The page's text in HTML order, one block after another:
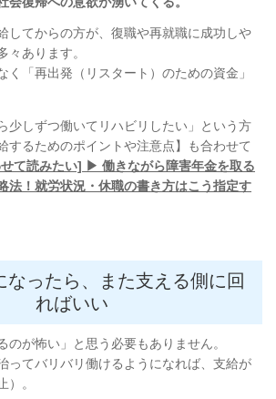
してからの方が、復職や再就職に成功しや
々あります。
く「再出発（リスタート）のための資金」
少しずつ働いてリハビリしたい」という方
するためのポイントや注意点】も合わせて
て読みたい] ▶ 働きながら障害年金を取る
法！就労状況・休職の書き方はこう指定す
なったら、また支える側に回
ればいい
のが怖い」と思う必要もありません。
ってバリバリ働けるようになれば、支給が
）。